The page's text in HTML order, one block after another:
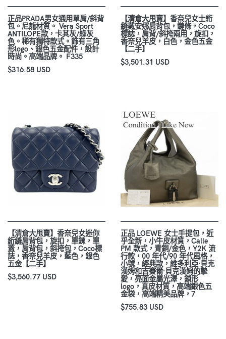
正品PRADA男女通用單肩/斜背
包。尼龍材質。 Vera Sport
ANTILOPE款，卡其灰/綠灰
色。稀有獨特款式。飾有三角
形logo、銀色五金配件，設計
時尚。高端品牌。 F335
$316.58 USD
【清倉大甩賣】香奈兒女士絎
縫戴安娜肩背包，鏈條，Coco
標誌，肩背/斜挎兩用，旋扣，
香奈兒羊皮，白色，金色五金
【二手】
$3,501.31 USD
【清倉大甩賣】香奈兒女迷你
絎縫肩背包，旋扣，單鍊，單
蓋，肩背包，斜挎包，Coco標
誌，香奈兒羊皮，藍色，銀色
五金【二手】
$3,560.77 USD
正品 LOEWE 女士手提包，近
乎全新，小牛皮材質，Calle
PM 款式，青銅/金色，Y2K 流
行款，00 年代/90 年代風格，
小號，經典款，維多利亞·貝克
漢姆和吉賽爾·貝克漢姆的摯
愛，亮面金屬光澤，鎖形
logo，真皮材質，高端銀色五
金袋，高端精美品牌，7
$755.83 USD